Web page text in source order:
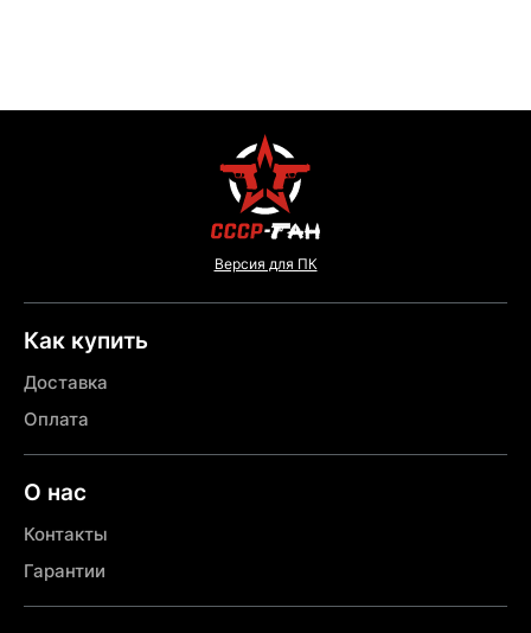
Версия для ПК
Как купить
Доставка
Оплата
О нас
Контакты
Гарантии